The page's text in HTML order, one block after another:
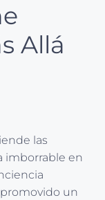
Allá
las
imborrable en
un